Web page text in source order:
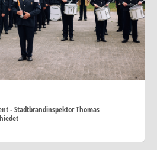
- Stadtbrandinspektor Thomas